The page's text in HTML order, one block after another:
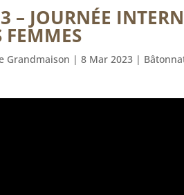
– JOURNÉE
FEMMES
Grandmaison | 8 Mar 2023|